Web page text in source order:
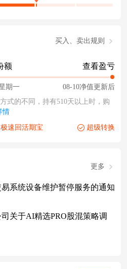
买入、卖出规则
额
期一
查看盈亏
08-10净值更新后
式的不同，持有510天以上时，购
情
极速回活期宝 超级转换
更多
系统设备维护暂停服务的通知
关于AI精选PRO股混策略调